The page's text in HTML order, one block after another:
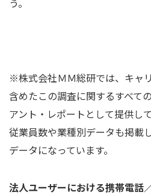
※株式会社ＭＭ総研では、キャ
含めたこの調査に関するすべて
アント・レポートとして提供して
従業員数や業種別データも掲載
データになっています。
法人ユーザーにおける携帯電話